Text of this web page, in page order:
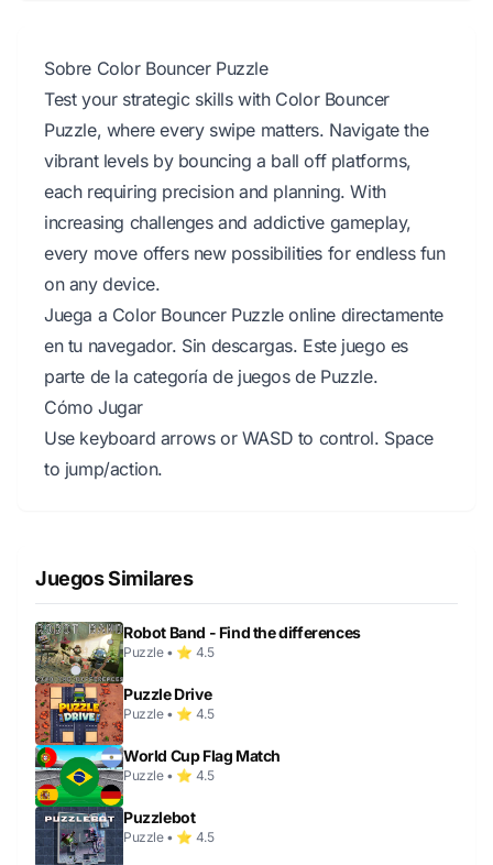
Sobre Color Bouncer Puzzle
Test your strategic skills with Color Bouncer
Puzzle, where every swipe matters. Navigate the
vibrant levels by bouncing a ball off platforms,
each requiring precision and planning. With
increasing challenges and addictive gameplay,
every move offers new possibilities for endless fun
on any device.
Juega a Color Bouncer Puzzle online directamente
en tu navegador. Sin descargas. Este juego es
parte de la categoría de juegos de Puzzle.
Cómo Jugar
Use keyboard arrows or WASD to control. Space
to jump/action.
Juegos Similares
Robot Band - Find the differences
Puzzle • ⭐ 4.5
Puzzle Drive
Puzzle • ⭐ 4.5
World Cup Flag Match
Puzzle • ⭐ 4.5
Puzzlebot
Puzzle • ⭐ 4.5